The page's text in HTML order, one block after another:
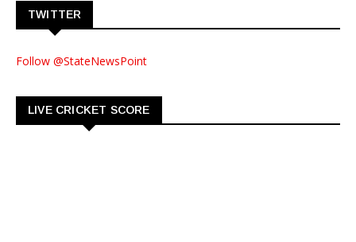
TWITTER
Follow @StateNewsPoint
LIVE CRICKET SCORE